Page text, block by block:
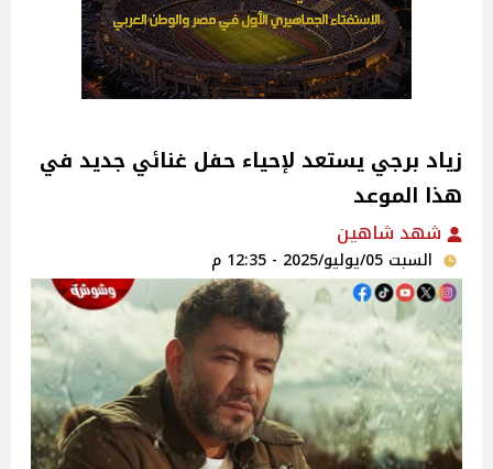
زياد برجي يستعد لإحياء حفل غنائي جديد في
هذا الموعد ‎
شهد شاهين
السبت 05/يوليو/2025 - 12:35 م